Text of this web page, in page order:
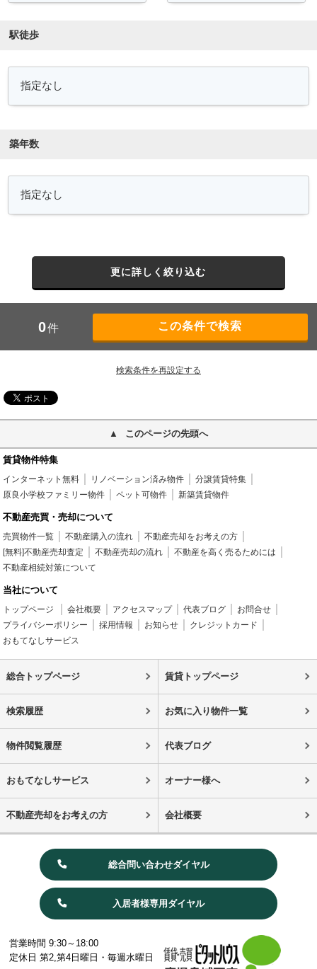
駅徒歩
築年数
更に詳しく絞り込む
0件
検索条件を再設定する
このページの先頭へ
賃貸物件特集
インターネット無料 リノベーション済み物件
分譲賃貸特集
原良小学校ファミリー物件
ペット可物件 新築賃貸物件
不動産売買・売却について
売買物件一覧 不動産購入の流れ
不動産売却をお考えの方
[無料]不動産売却査定
不動産売却の流れ
不動産を高く売るためには
不動産相続対策について
当社について
トップページ 会社概要 アクセスマップ 代表ブログ
お問合せ
プライバシーポリシー
採用情報 お知らせ
クレジットカード
おもてなしサービス
総合トップページ 賃貸トップページ
検索履歴 お気に入り物件一覧
物件閲覧履歴 代表ブログ
おもてなしサービス オーナー様へ
不動産売却をお考えの方 会社概要
総合問い合わせダイヤル
入居者様専用ダイヤル
営業時間 9:30～18:00
定休日 第2,第4日曜日・毎週水曜日